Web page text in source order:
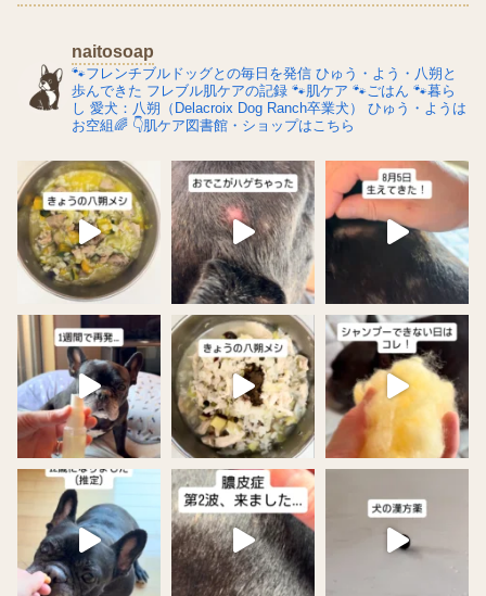
naitosoap
🐾フレンチブルドッグとの毎日を発信 ひゅう・よう・八朔と
歩んできた フレブル肌ケアの記録 🐾肌ケア 🐾ごはん 🐾暮ら
し 愛犬：八朔（Delacroix Dog Ranch卒業犬）
ひゅう・ようは
お空組🌈 👇肌ケア図書館・ショップはこちら